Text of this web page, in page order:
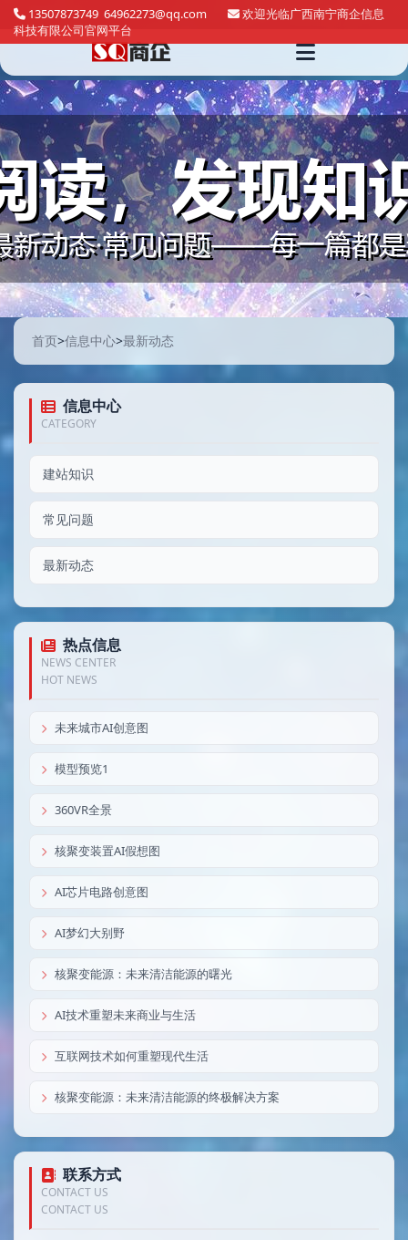
13507873749 64962273@qq.com
欢迎光临广西南宁商企信息
科技有限公司官网平台
首页>信息中心>最新动态
信息中心
CATEGORY
建站知识
常见问题
最新动态
热点信息
NEWS CENTER
HOT NEWS
未来城市AI创意图
模型预览1
360VR全景
核聚变装置AI假想图
AI芯片电路创意图
AI梦幻大别野
核聚变能源：未来清洁能源的曙光
AI技术重塑未来商业与生活
互联网技术如何重塑现代生活
核聚变能源：未来清洁能源的终极解决方案
联系方式
CONTACT US
CONTACT US